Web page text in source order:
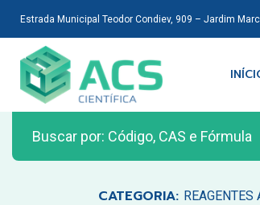
Estrada Municipal Teodor Condiev, 909 – Jardim
CATEGORIA: